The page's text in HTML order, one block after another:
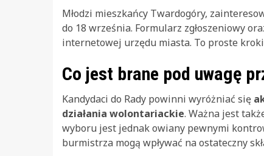
Młodzi mieszkańcy Twardogóry,
do 18 września. Formularz zgłoszeniowy
internetowej urzędu miasta. To proste
Co jest brane pod uwagę
Kandydaci do Rady powinni wyróżniać się
działania wolontariackie. Ważna jest
wyboru jest jednak owiany pewnymi
burmistrza mogą wpływać na ostateczny